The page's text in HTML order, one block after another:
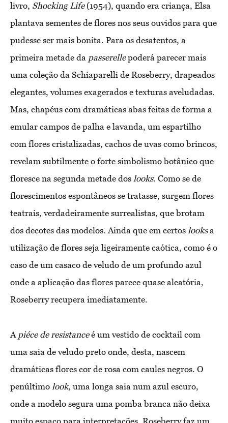
livro, Shocking Life(1954), quando era criança, Elsa
plantava sementes de flores nos seus ouvidos para que
pudesse ser mais bonita. Para os desatentos, a
primeira metade da passerellepoderá parecer mais
uma coleção da Schiaparelli de Roseberry, drapeados
elegantes, volumes exagerados e texturas aveludadas.
Mas, chapéus com dramáticas abas feitas de forma a
emular campos de palha e lavanda, um espartilho
com flores cristalizadas, cachos de uvas como brincos,
revelam subtilmente o forte simbolismo botânico que
floresce na segunda metade dos looks. Como se de
florescimentos espontâneos se tratasse, surgem flores
teatrais, verdadeiramente surrealistas, que brotam
dos decotes das modelos. Ainda que em certos looksa
utilização de flores seja ligeiramente caótica, como é o
caso de um casaco de veludo de um profundo azul
onde a aplicação das flores parece quase aleatória,
Roseberry recupera imediatamente.
A piéce de resistanceé um vestido de cocktail com
uma saia de veludo preto onde, desta, nascem
dramáticas flores cor de rosa com caules negros. O
penúltimo look, uma longa saia num azul escuro,
onde a modelo segura uma pomba branca não deixa
muito espaço para interpretações, Roseberry faz um